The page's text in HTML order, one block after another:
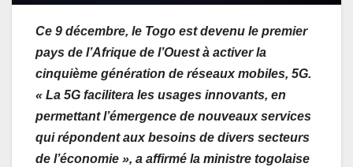
Ce 9 décembre, le Togo est devenu le premier
pays de l’Afrique de l’Ouest à activer la
cinquième génération de réseaux mobiles, 5G.
« La 5G facilitera les usages innovants, en
permettant l’émergence de nouveaux services
qui répondent aux besoins de divers secteurs
de l’économie », a affirmé la ministre togolaise